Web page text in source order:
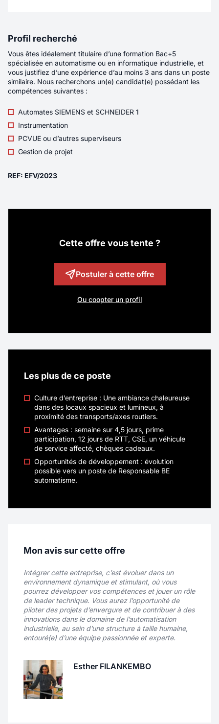
évolution.
Nouveau
Commercial Itinérant - Equipements
Sportifs - F/H/X
Localité
Rémunération
Télétravail
Véritable ambassadeur(rice) de CASAL SPORT,
nouvelles opportunités commerciales
auprès des collectivités territoriales,
des établissements scolaires et des clubs et
associations sportives sur votre territoire. Vous
commercialisez aussi bien du matériel sportif
d’entraînement…) que des projets
gymnase, basket 3×3, etc.
Contrat CDI
Télétravail
Véritable ambassadeur(rice) de CASAL SPORT,
vous prenez en charge un portefeuille de
clients existants tout en développant de
nouvelles opportunités commerciales
d’entraînement…) que des projets
multisports, city stades, équipements de
gymnase, basket 3×3, etc.
Commercial Itinérant - Equipements
Sportifs - F/H/X
Localité Grenoble
Rémunération 40K€ - 45K€
Télétravail
Véritable ambassadeur(rice) de CASAL SPORT,
Profil recherché
Vous êtes idéalement titulaire d’une formation Bac+5
spécialisée en automatisme ou en informatique industrielle, et
vous justifiez d’une expérience d’au moins 3 ans dans un poste
similaire. Nous recherchons un(e) candidat(e) possédant les
compétences suivantes :
Automates SIEMENS et SCHNEIDER 1
Instrumentation
PCVUE ou d’autres superviseurs
Gestion de projet
REF: EFV/2023
Cette offre vous tente ?
Postuler à cette offre
Ou coopter un profil
Les plus de ce poste
Culture d’entreprise : Une ambiance chaleureuse
dans des locaux spacieux et lumineux, à
proximité des transports/axes routiers.
Avantages : semaine sur 4,5 jours, prime
participation, 12 jours de RTT, CSE, un véhicule
de service affecté, chèques cadeaux.
Opportunités de développement : évolution
possible vers un poste de Responsable BE
automatisme.
Mon avis sur cette offre
Intégrer cette entreprise, c’est évoluer dans un
environnement dynamique et stimulant, où vous
pourrez développer vos compétences et jouer un rôle
de leader technique. Vous aurez l’opportunité de
piloter des projets d’envergure et de contribuer à des
innovations dans le domaine de l’automatisation
industrielle, au sein d’une structure à taille humaine,
entouré(e) d’une équipe passionnée et experte.
Esther FILANKEMBO